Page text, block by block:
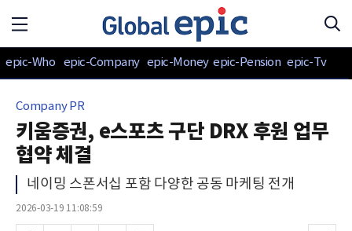
epic-Who epic-Company epic-Money epic-Pension epic-Tv
Company PR
키움증권, e스포츠 구단 DRX 후원 업무
협약 체결
네이밍 스폰서십 포함 다양한 공동 마케팅 전개
2026-03-19 11:08:59